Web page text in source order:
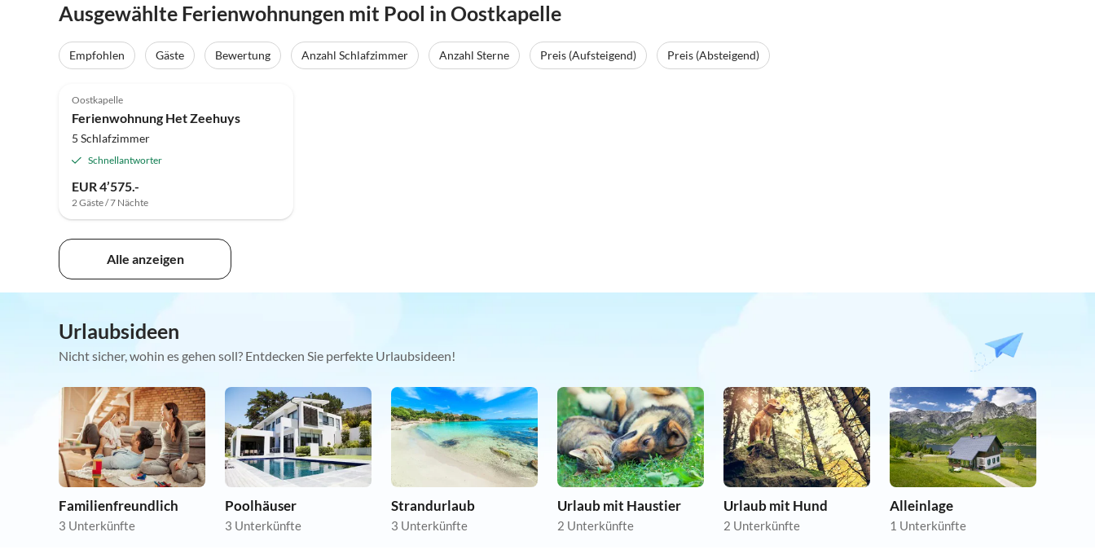
Ausgewählte Ferienwohnungen mit Pool in Oostkapelle
Empfohlen Gäste Bewertung Anzahl Schlafzimmer Anzahl Sterne Preis (Aufsteigend) Preis (Absteigend)
Oostkapelle
Ferienwohnung Het Zeehuys
5 Schlafzimmer
Schnellantworter
EUR 4’575.-
2 Gäste / 7 Nächte
Alle anzeigen
Urlaubsideen
Nicht sicher, wohin es gehen soll? Entdecken Sie perfekte Urlaubsideen!
Familienfreundlich
3 Unterkünfte
Poolhäuser
3 Unterkünfte
Strandurlaub
3 Unterkünfte
Urlaub mit Haustier
2 Unterkünfte
Urlaub mit Hund
2 Unterkünfte
Alleinlage
1 Unterkünfte